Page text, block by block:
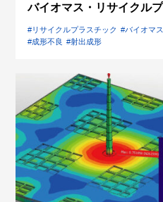
バイオマス・リサイクル
#リサイクルプラスチック #バイオマ
#成形不良
#射出成形